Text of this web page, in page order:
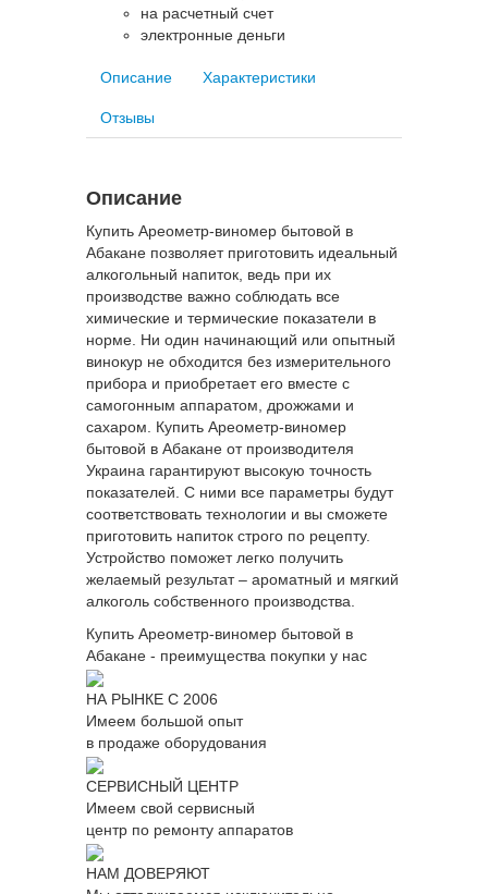
на расчетный счет
электронные деньги
Описание Характеристики
Отзывы
Описание
Купить Ареометр-виномер бытовой в
Абакане позволяет приготовить идеальный
алкогольный напиток, ведь при их
производстве важно соблюдать все
химические и термические показатели в
норме. Ни один начинающий или опытный
винокур не обходится без измерительного
прибора и приобретает его вместе с
самогонным аппаратом, дрожжами и
сахаром. Купить Ареометр-виномер
бытовой в Абакане от производителя
Украина гарантируют высокую точность
показателей. С ними все параметры будут
соответствовать технологии и вы сможете
приготовить напиток строго по рецепту.
Устройство поможет легко получить
желаемый результат – ароматный и мягкий
алкоголь собственного производства.
Купить Ареометр-виномер бытовой в
Абакане - преимущества покупки у нас
НА РЫНКЕ С 2006
Имеем большой опыт
в продаже оборудования
СЕРВИСНЫЙ ЦЕНТР
Имеем свой сервисный
центр по ремонту аппаратов
НАМ ДОВЕРЯЮТ